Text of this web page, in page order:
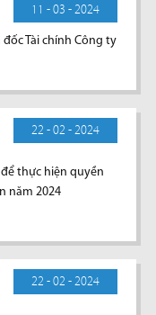
11 - 03 - 2024
đốc Tài chính Công ty
22 - 02 - 2024
thực hiện quyền
năm 2024
22 - 02 - 2024